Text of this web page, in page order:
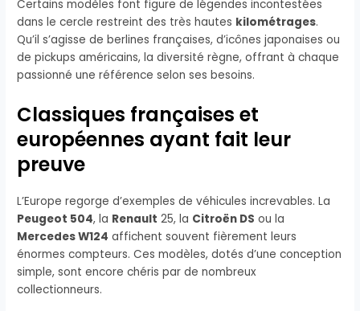
Certains modèles font figure de légendes incontestées
dans le cercle restreint des très hautes kilométrages.
Qu’il s’agisse de berlines françaises, d’icônes japonaises ou
de pickups américains, la diversité règne, offrant à chaque
passionné une référence selon ses besoins.
Classiques françaises et
européennes ayant fait leur
preuve
L’Europe regorge d’exemples de véhicules increvables. La
Peugeot 504, la Renault 25, la Citroën DS ou la
Mercedes W124 affichent souvent fièrement leurs
énormes compteurs. Ces modèles, dotés d’une conception
simple, sont encore chéris par de nombreux
collectionneurs.